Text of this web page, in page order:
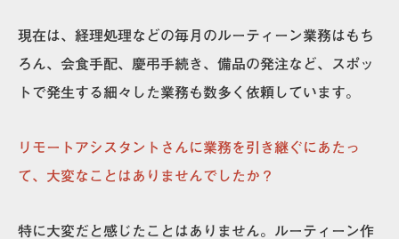
現在は、経理処理などの毎月のルーティーン業務はもち
ろん、会食手配、慶弔手続き、備品の発注など、スポッ
トで発生する細々した業務も数多く依頼しています。
リモートアシスタントさんに業務を引き継ぐにあたっ
て、大変なことはありませんでしたか？
特に大変だと感じたことはありません。ルーティーン作